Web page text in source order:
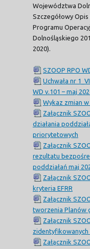
Województwa
Szczegółowy
Programu
Dolnośląskiego
2020).
SZOOP RPO
Uchwała nr
WD v.101 – maj
Wykaz zmian w
Załącznik
działania
priorytetowych
Załącznik
rezultatu
poddziałań maj
Załącznik
kryteria EFRR
Załącznik
tworzenia Planów
Załącznik
zidentyfikowanych
Załącznik